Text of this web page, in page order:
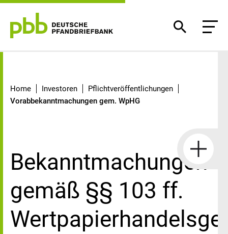
Home Investoren
Pflichtveröffentlichungen
Vorabbekanntmachungen gem. WpHG
Bekanntmachungen
gemäß §§ 103 ff.